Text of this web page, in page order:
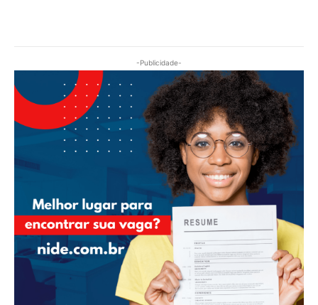
-Publicidade-